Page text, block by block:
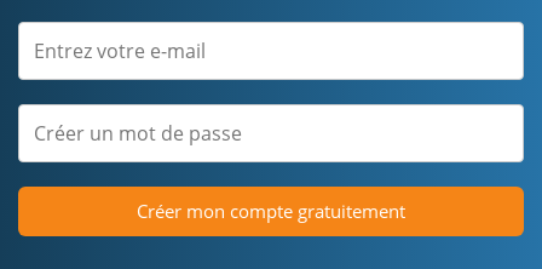
Créer mon compte gratuitement